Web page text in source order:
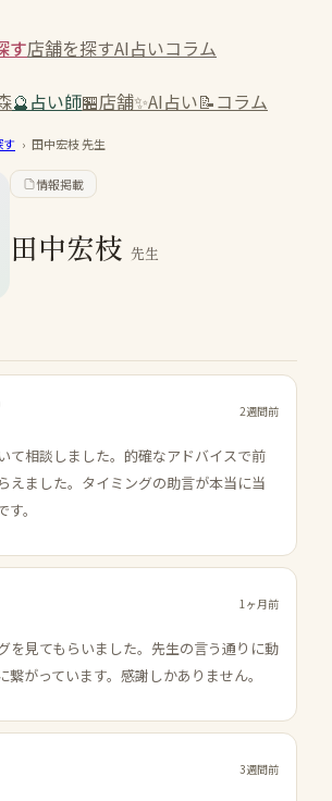
す店舗を探すAI占いコラム
🔮占い師🏪店舗✨AI占い📝コラム
す › 田中宏枝先生
情報掲載
田中宏枝 先生
2週間前
て相談しました。的確なアドバイスで前
えました。タイミングの助言が本当に当
。
1ヶ月前
を見てもらいました。先生の言う通りに動
繋がっています。感謝しかありません。
3週間前